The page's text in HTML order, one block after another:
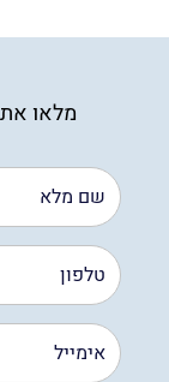
מלאו את